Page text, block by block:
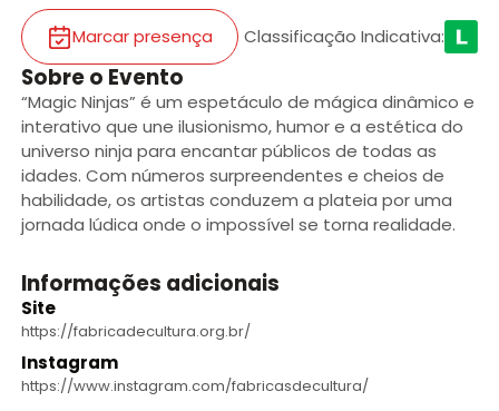
Marcar presença Classificação Indicativa:
Sobre o Evento
“Magic Ninjas” é um espetáculo de mágica dinâmico e
interativo que une ilusionismo, humor e a estética do
universo ninja para encantar públicos de todas as
idades. Com números surpreendentes e cheios de
habilidade, os artistas conduzem a plateia por uma
jornada lúdica onde o impossível se torna realidade.
Informações adicionais
Site
https://fabricadecultura.org.br/
Instagram
https://www.instagram.com/fabricasdecultura/